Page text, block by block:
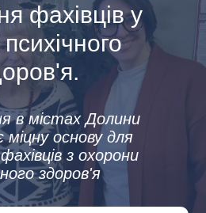
фахівців у
в містах Долини
міцну основу для
з охорони
здоров'я